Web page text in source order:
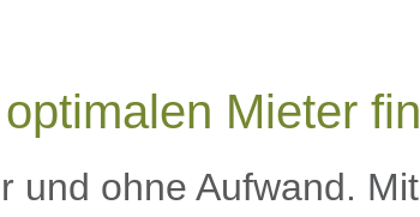
Mieter
und ohne Aufwand.